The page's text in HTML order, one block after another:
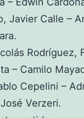
Javier Calle –
Rodríguez,
– Camilo
Cepelini –
Verzeri.